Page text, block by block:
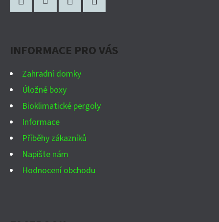
INFORMACE PRO VÁS
Zahradní domky
Úložné boxy
Bioklimatické pergoly
Informace
Příběhy zákazníků
Napište nám
Hodnocení obchodu